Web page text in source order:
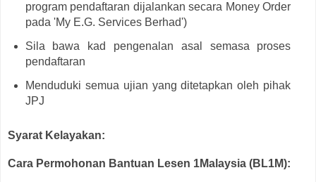
program pendaftaran dijalankan secara Money Order
pada 'My E.G. Services Berhad')
Sila bawa kad pengenalan asal semasa proses
pendaftaran
Menduduki semua ujian yang ditetapkan oleh pihak
JPJ
Syarat Kelayakan:
Cara Permohonan Bantuan Lesen 1Malaysia (BL1M):